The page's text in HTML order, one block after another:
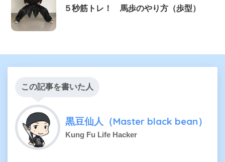
５秒筋トレ！ 馬歩のやり方（歩型）
この記事を書いた人
黒豆仙人（Master black bean）
Kung Fu Life Hacker